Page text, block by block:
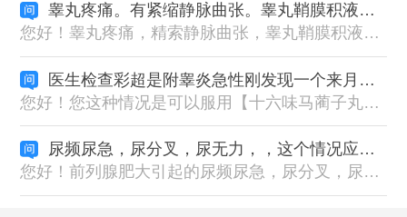
睾丸疼痛。有紧缩静脉曲张。睾丸鞘膜积液。会阴疼痛。用十六味马子丸一个月没看好，不知道对不对症。
您好！睾丸疼痛，精索静脉曲张，睾丸鞘膜积液，会阴疼痛，服用【十六味马蔺子丸】是对症的，但您的症状较多，单独服用十六味马蔺子丸起效会比较慢。可以搭配【十三味菥蓂丸】，有协同增效的作用，疗效会比较好。详情可以添加我们的药师微信：XYZYW009，扎西德勒！
医生检查彩超是附睾炎急性刚发现一个来月，住院输液时消肿时肿胀，伴随左侧前列腺脊隐痛，请问吃十六味马蔺子丸可以吗?应该配合其它啥药吃。
您好！您这种情况是可以服用【十六味马蔺子丸】的，可以搭配【十三味菥蓂丸】，效果会更好些。【十六味马蔺子丸】清热消肿。用于睾丸肿瘤，肾炎引起的下肢疼痛，寒性肾病，亦可用于睾丸结核。详细了解，可以添加我们的藏药师微信：XYZYW009，扎西德勒！
尿频尿急，尿分叉，尿无力，，这个情况应该怎么样治疗呢，能治好吗
您好！前列腺肥大引起的尿频尿急，尿分叉，尿无力，可以服用藏药组方【十三味菥蓂丸 + 十八味诃子利尿丸】，您可以添加我们的药师微信：XYZYW009，进行详细的咨询。